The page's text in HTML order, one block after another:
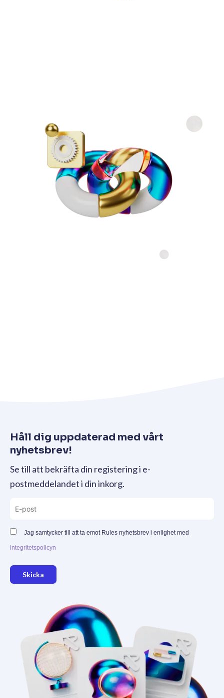
Håll dig uppdaterad med vårt
nyhetsbrev!
Se till att bekräfta din registering i e-
postmeddelandet i din inkorg.
Jag samtycker till att ta emot Rules nyhetsbrev i enlighet med
integritetspolicyn
Skicka